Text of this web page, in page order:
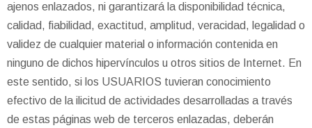
ajenos enlazados, ni garantizará la disponibilidad técnica,
calidad, fiabilidad, exactitud, amplitud, veracidad, legalidad o
validez de cualquier material o información contenida en
ninguno de dichos hipervínculos u otros sitios de Internet. En
este sentido, si los USUARIOS tuvieran conocimiento
efectivo de la ilicitud de actividades desarrolladas a través
de estas páginas web de terceros enlazadas, deberán